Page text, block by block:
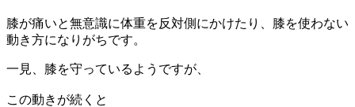
膝が痛いと無意識に体重を反対側にかけたり、膝を使わない
動き方になりがちです。
一見、膝を守っているようですが、
この動きが続くと